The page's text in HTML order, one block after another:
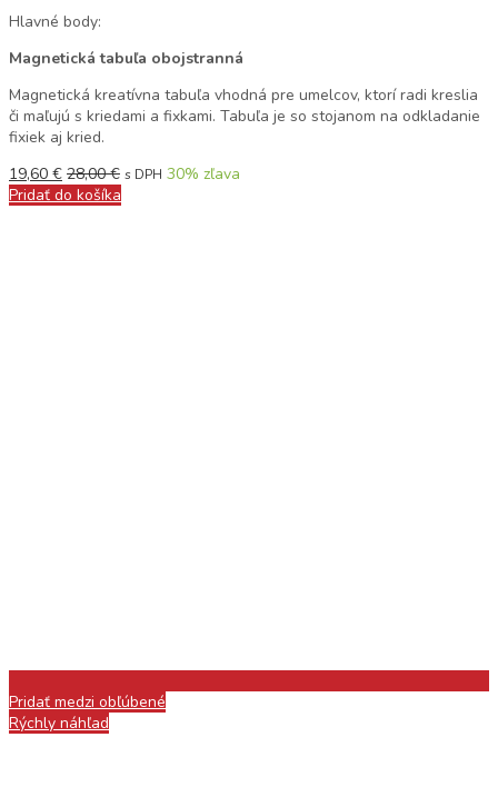
Hlavné body:
Magnetická tabuľa obojstranná
Magnetická kreatívna tabuľa vhodná pre umelcov, ktorí radi kreslia
či maľujú s kriedami a fixkami. Tabuľa je so stojanom na odkladanie
fixiek aj kried.
19,60 € 28,00€ s DPH 30% zľava
Pridať do košíka
Pridať medzi obľúbené
Rýchly náhľad